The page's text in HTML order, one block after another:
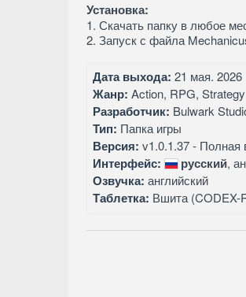
Установка:
1. Скачать папку в любое
2. Запуск с файла
Дата выхода: 21 мая. 2026
Жанр: Action, RPG, Strategy
Разработчик: Bulwark
Тип: Папка игры
Версия: v1.0.1.37 - Полная
Интерфейс: русский,
Озвучка: английский
Таблетка: Вшита (CODEX-